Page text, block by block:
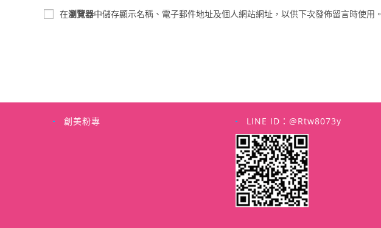
name
or
email
address
在瀏覽器中儲存顯示名稱、電子郵件地址及個人網站網址，以供下次發佈留言時使用。
創美粉專 LINE ID：@rtw8073y